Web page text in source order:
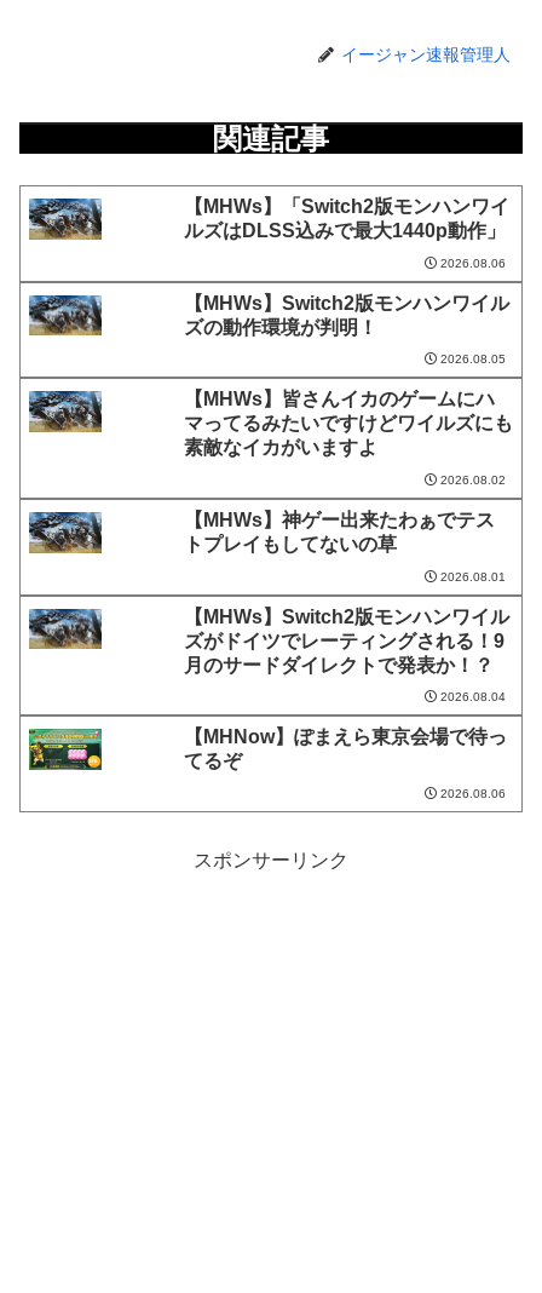
イージャン速報管理人
関連記事
【MHWs】「Switch2版モンハンワイ
ルズはDLSS込みで最大1440p動作」
2026.08.06
【MHWs】Switch2版モンハンワイル
ズの動作環境が判明！
2026.08.05
【MHWs】皆さんイカのゲームにハ
マってるみたいですけどワイルズにも
素敵なイカがいますよ
2026.08.02
【MHWs】神ゲー出来たわぁでテス
トプレイもしてないの草
2026.08.01
【MHWs】Switch2版モンハンワイル
ズがドイツでレーティングされる！9
月のサードダイレクトで発表か！？
2026.08.04
【MHNow】ぽまえら東京会場で待っ
てるぞ
2026.08.06
スポンサーリンク